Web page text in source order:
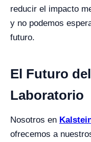
reducir el impacto
y no podemos
futuro.
El Futuro
Laboratorio
Nosotros en
ofrecemos a